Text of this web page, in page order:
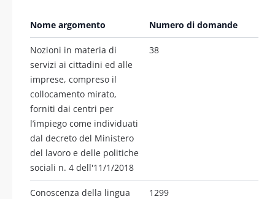
Nome argomento Numero di domande
Nozioni in materia di
servizi ai cittadini ed alle
imprese, compreso il
collocamento mirato,
forniti dai centri per
l’impiego come individuati
dal decreto del Ministero
del lavoro e delle politiche
sociali n. 4 dell'11/1/2018
38
Conoscenza della lingua
1299